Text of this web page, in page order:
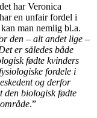
har Veronica
en unfair fordel i
man nemlig bl.a.
den – alt andet lige –
er således både
fødte kvinders
fordele i
og derfor
den biologisk fødte
.”